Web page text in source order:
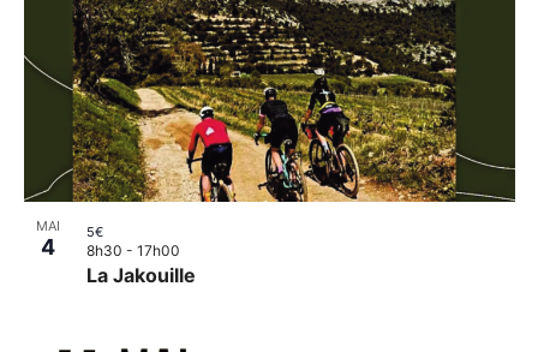
MAI
4
La Jakouille
8h30 - 17h00
5€